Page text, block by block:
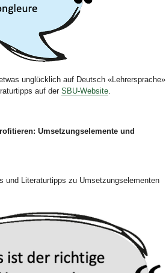
unglücklich auf Deutsch «Lehrersprache»
auf der SBU-Website.
Umsetzungselemente und
und Literaturtipps zu Umsetzungselementen